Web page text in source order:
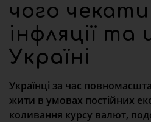
чого чекати
інфляції та
Україні
Українці за час
жити в умовах постійних
коливання курсу валют,